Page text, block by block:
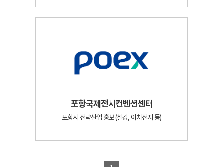
포항국제전시컨벤션센터
포항시 전략산업 홍보 (철강, 이차전지 등)